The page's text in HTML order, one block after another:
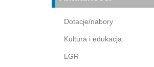
Dotacje/nabory
Kultura i edukacja
LGR